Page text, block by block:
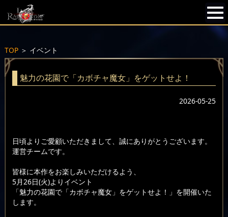
TOP＞ イベント
魅力の花園で「カボチャ魔女」をゲットせよ！
2026-05-25
日頃よりご愛顧いただきまして、誠にありがとうございます。
運営チームです。
皆様に本作をお楽しみいただけるよう、
5月26日(火)よりイベント
「魅力の花園で「カボチャ魔女」をゲットせよ！」を開催いた
します。